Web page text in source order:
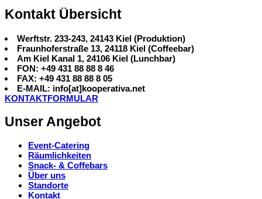
Kontakt Übersicht
Werftstr. 233-243, 24143 Kiel (Produktion)
Fraunhoferstraße 13, 24118 Kiel (Coffeebar)
Am Kiel Kanal 1, 24106 Kiel (Lunchbar)
FON: +49 431 88 88 8 46
FAX: +49 431 88 88 8 05
E-MAIL: info[at]kooperativa.net
KONTAKTFORMULAR
Unser Angebot
Event-Catering
Räumlichkeiten
Snack- & Coffebars
Über uns
Standorte
Kontakt